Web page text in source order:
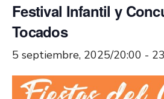
Festival Infantil y
Tocados
5 septiembre, 2025/20:00 -